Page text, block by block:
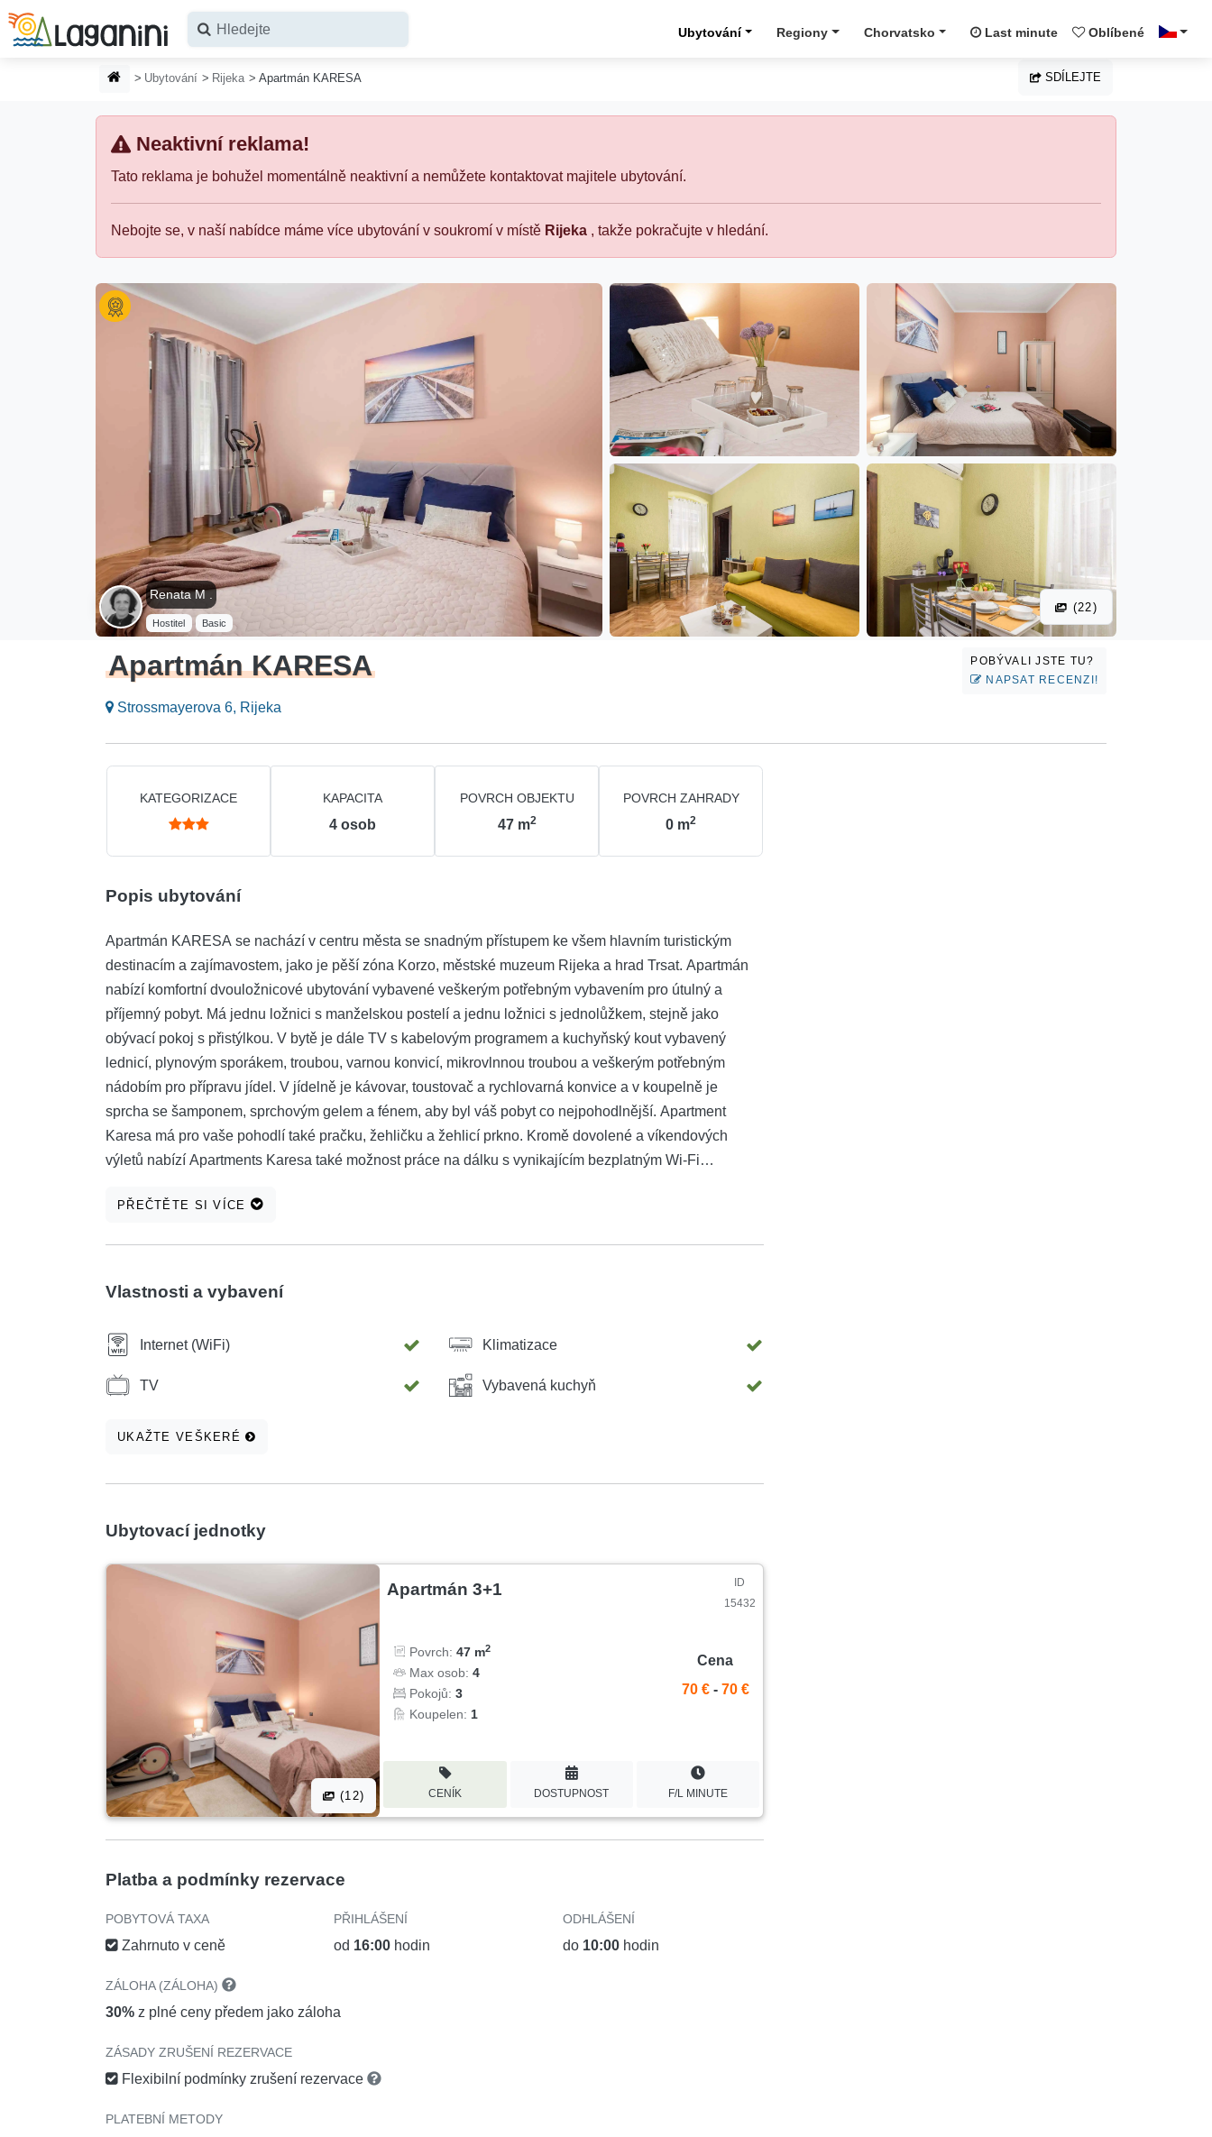
Přejít na hlavní obsah
Ubytování Regiony Chorvatsko Last minute Oblíbené
DOMOVSKÁ STRÁNKA
Ubytování Rijeka Apartmán KARESA SDÍLEJTE
Neaktivní reklama!
Tato reklama je bohužel momentálně neaktivní a nemůžete kontaktovat majitele ubytování.
Nebojte se, v naší nabídce máme více ubytování v soukromí v místě Rijeka , takže pokračujte v hledání.
Renata M .
Hostitel Basic
(22)
Apartmán KARESA
Strossmayerova 6, Rijeka
POBÝVALI JSTE TU?
NAPSAT RECENZI!
KATEGORIZACE KAPACITA
4 osob
POVRCH OBJEKTU
47 m2
POVRCH ZAHRADY
0 m2
Popis ubytování
Apartmán KARESA se nachází v centru města se snadným přístupem ke všem hlavním turistickým
destinacím a zajímavostem, jako je pěší zóna Korzo, městské muzeum Rijeka a hrad Trsat. Apartmán
nabízí komfortní dvouložnicové ubytování vybavené veškerým potřebným vybavením pro útulný a
příjemný pobyt. Má jednu ložnici s manželskou postelí a jednu ložnici s jednolůžkem, stejně jako
obývací pokoj s přistýlkou. V bytě je dále TV s kabelovým programem a kuchyňský kout vybavený
lednicí, plynovým sporákem, troubou, varnou konvicí, mikrovlnnou troubou a veškerým potřebným
nádobím pro přípravu jídel. V jídelně je kávovar, toustovač a rychlovarná konvice a v koupelně je
sprcha se šamponem, sprchovým gelem a fénem, aby byl váš pobyt co nejpohodlnější. Apartment
Karesa má pro vaše pohodlí také pračku, žehličku a žehlicí prkno. Kromě dovolené a víkendových
výletů nabízí Apartments Karesa také možnost práce na dálku s vynikajícím bezplatným Wi-Fi
chladnější období roku. Samoobslužný check-in je možný pomocí trezoru na klíče
PŘEČTĚTE SI VÍCE
Vlastnosti a vybavení
Internet (WiFi) Klimatizace
TV Vybavená kuchyň
UKAŽTE VEŠKERÉ
Ubytovací jednotky
(12)
Apartmán 3+1
ID
15432
Povrch:47 m2
Max osob:4
Pokojů:3
Koupelen:1
Cena
70 € - 70 €
CENÍK DOSTUPNOST F/L MINUTE
Platba a podmínky rezervace
POBYTOVÁ TAXA
Zahrnuto v ceně
PŘIHLÁŠENÍ
od 16:00 hodin
ODHLÁŠENÍ
do 10:00hodin
ZÁLOHA (ZÁLOHA)
30% z plné ceny předem jako záloha
ZÁSADY ZRUŠENÍ REZERVACE
Flexibilní podmínky zrušení rezervace
PLATEBNÍ METODY